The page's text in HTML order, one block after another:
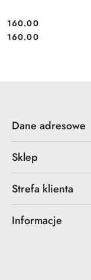
Cena:
160.00
Cena:
160.00
Dane adresowe
Sklep
Strefa klienta
Informacje